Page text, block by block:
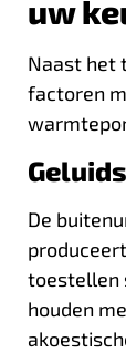
uw
Naast het
factoren
De
toestellen
houden